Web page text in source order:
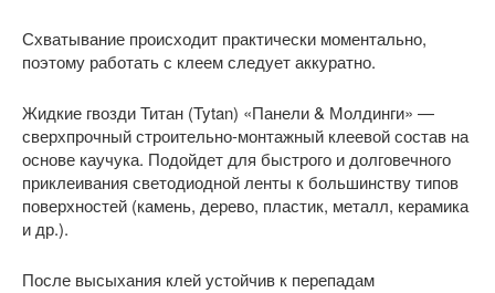
Схватывание происходит практически моментально,
поэтому работать с клеем следует аккуратно.
Жидкие гвозди Титан (Tytan) «Панели & Молдинги» —
сверхпрочный строительно-монтажный клеевой состав на
основе каучука. Подойдет для быстрого и долговечного
приклеивания светодиодной ленты к большинству типов
поверхностей (камень, дерево, пластик, металл, керамика
и др.).
После высыхания клей устойчив к перепадам